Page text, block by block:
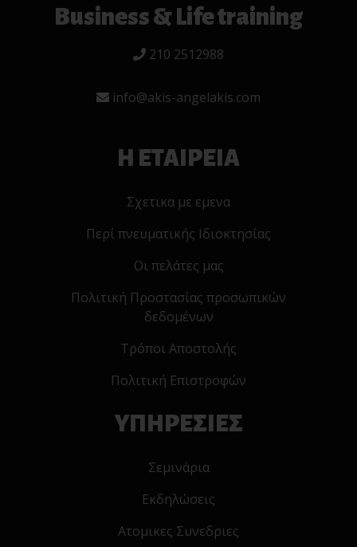
Business & Life training
210 2512988
info@akis-angelakis.com
Η ΕΤΑΙΡΕΙΑ
Σχετικα με εμενα
Περί πνευματικής Ιδιοκτησίας
Οι πελάτες μας
Πολιτική Προστασίας προσωπικών
δεδομένων
Τρόποι Αποστολής
Πολιτική Επιστροφών
ΥΠΗΡΕΣΙΕΣ
Σεμινάρια
Εκδηλώσεις
Ατομικες Συνεδριες